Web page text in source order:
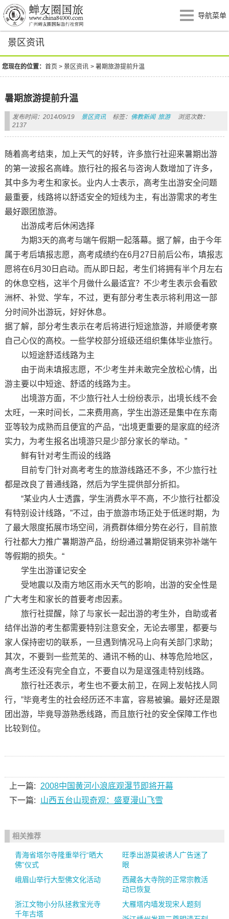
导航菜单
景区资讯
您现在的位置：首页 >景区资讯 >暑期旅游提前升温
暑期旅游提前升温
发布时间：2014/09/19 景区资讯 标签： 佛教新闻 旅游
浏览次数：
2137
随着高考结束，加上天气的好转，许多旅行社迎来暑期出游
的第一波报名高峰。旅行社的报名与咨询人数增加了许多，
其中多为考生和家长。业内人士表示，高考生出游安全问题
最重要，线路将以舒适安全的短线为主，有出游需求的考生
最好跟团旅游。
出游成考后休闲选择
为期3天的高考与端午假期一起落幕。据了解，由于今年
属于考后填报志愿，高考成绩约在6月27日前后公布，填报志
愿将在6月30日启动。而从即日起，考生们将拥有半个月左右
的休息空档，这半个月做什么最适宜？不少考生表示会看欧
洲杯、补觉、学车，不过，更有部分考生表示将利用这一部
分时间外出游玩，好好休息。
据了解，部分考生表示在考后将进行短途旅游，并顺便考察
自己心仪的高校。一些学校部分班级还组织集体毕业旅行。
以短途舒适线路为主
由于尚未填报志愿，不少考生并未敢完全放松心情，出
游主要以中短途、舒适的线路为主。
出境游方面，不少旅行社人士纷纷表示，出境长线不会
太旺，一来时间长，二来费用高，学生出游还是集中在东南
亚等较为成熟而且便宜的产品，“出境更重要的是家庭的经济
实力，为考生报名出境游只是少部分家长的举动。”
鲜有针对考生而设的线路
目前专门针对高考考生的旅游线路还不多，不少旅行社
都是改良了普通线路，然后为学生提供部分折扣。
“某业内人士透露，学生消费水平不高，不少旅行社都没
有特别设计线路，”不过，由于旅游市场正处于低迷时期，为
了最大限度拓展市场空间，消费群体细分势在必行，目前旅
行社都大力推广暑期游产品，纷纷通过暑期促销来弥补端午
等假期的损失。“
学生出游谨记安全
受地震以及南方地区雨水天气的影响，出游的安全性是
广大考生和家长的首要考虑因素。
旅行社提醒，除了与家长一起出游的考生外，自助或者
结伴出游的考生都需要特别注意安全，无论去哪里，都要与
家人保持密切的联系，一旦遇到情况马上向有关部门求助；
其次，不要到一些荒芜的、通讯不畅的山、林等危险地区，
高考生还没有完全自立，不要自以为是逞强走特别线路。
旅行社还表示，考生也不要太前卫，在网上发帖找人同
行，”毕竟考生的社会经历还不丰富，容易被骗。最好还是跟
团出游，毕竟导游熟悉线路，而且旅行社的安全保障工作也
比较到位。
上一篇:
2008中国黄河小浪底观瀑节即将开幕
下一篇:
山西五台山现奇观：盛夏漫山飞雪
相关推荐
青海省塔尔寺隆重举行“晒大
佛”仪式
旺季出游莫被诱人广告迷了
眼
峨眉山举行大型佛文化活动
西藏各大寺院的正常宗教活
动已恢复
浙江文物小分队拯救宝光寺
千年古塔
大雁塔内墙发现宋人题刻